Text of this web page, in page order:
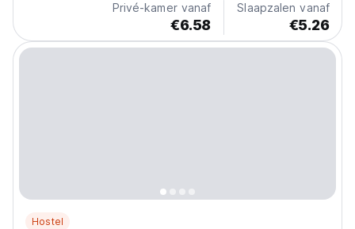
perfect spot for those looking to soak up the sun by
day and dance the night away. The lively...
Privé-kamer vanaf
€6.58
Slaapzalen vanaf
€5.26
Hostel